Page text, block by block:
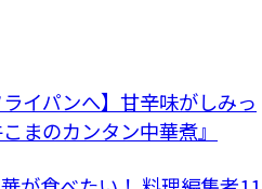
ライパンへ】甘辛味がしみっ
まのカンタン中華煮』